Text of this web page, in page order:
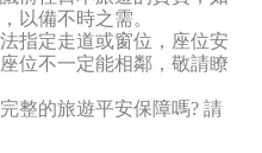
以備不時之需。
指定走道或窗位，座位安
位不一定能相鄰，敬請瞭
整的旅遊平安保障嗎? 請